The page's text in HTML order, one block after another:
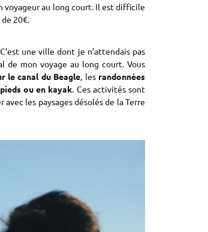
voyageur au long court. Il est difficile
20€.
une ville dont je n’attendais pas
mon voyage au long court. Vous
le canal du Beagle, les randonnées
ou en kayak. Ces activités sont
les paysages désolés de la Terre